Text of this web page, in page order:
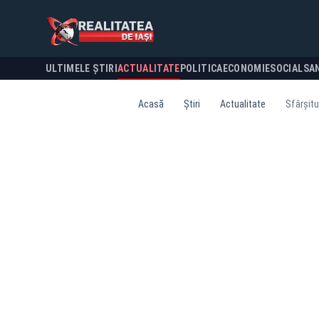
ULTIMELE ȘTIRI ACTUALITATE POLITICA ECONOMIESOCIAL
Acasă Știri Actualitate